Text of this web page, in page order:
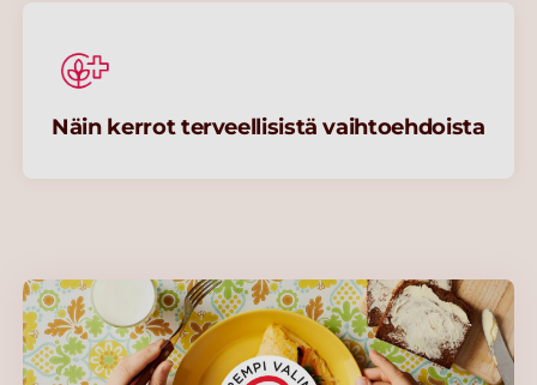
Näin kerrot terveellisistä vaihtoehdoista